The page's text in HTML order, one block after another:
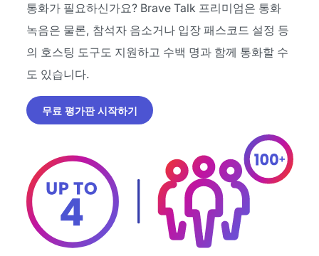
통화가 필요하신가요? Brave Talk 프리미엄은 통화
녹음은 물론, 참석자 음소거나 입장 패스코드 설정 등
의 호스팅 도구도 지원하고 수백 명과 함께 통화할 수
도 있습니다.
무료 평가판 시작하기